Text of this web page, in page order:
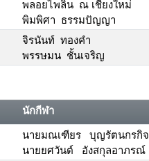
พลอยไพลิน ณ เชียงใหม่
พิมพิศา ธรรมปัญญา
จิรนันท์ ทองคำ
พรรษมน ชั้นเจริญ
นักกีฬา
นายมณเฑียร บุญรัตนกรกิจ
นายยศวันต์ อังสกุลอาภรณ์